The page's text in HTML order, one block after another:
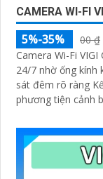
CAMERA WI-FI
5%-35%
00 ₫
Camera Wi-Fi
24/7 nhờ ống kính
sát đêm rõ ràng
phương tiện cảnh